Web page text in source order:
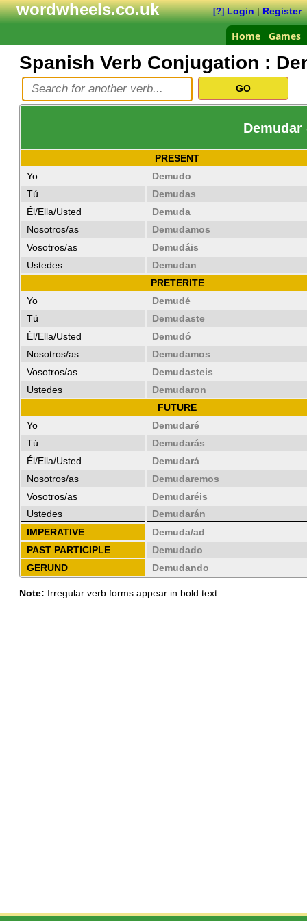
wordwheels.co.uk [?] Login|Register
Home Games
Spanish Verb Conjugation :
PRESENT
Yo
Demudo
Tú
Demudas
Él/Ella/Usted
Demuda
Nosotros/as
Demudamos
Vosotros/as
Demudáis
Ustedes
Demudan
PRETERITE
Yo
Demudé
Tú
Demudaste
Él/Ella/Usted
Demudó
Nosotros/as
Demudamos
Vosotros/as
Demudasteis
Ustedes
Demudaron
FUTURE
Yo
Demudaré
Tú
Demudarás
Él/Ella/Usted
Demudará
Nosotros/as
Demudaremos
Vosotros/as
Demudaréis
Ustedes
Demudarán
IMPERATIVE
Demuda/ad
PAST PARTICIPLE
Demudado
GERUND
Demudando
Note: Irregular verb forms appear in bold text.